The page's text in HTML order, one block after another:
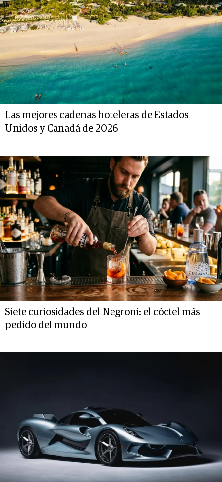
Las mejores cadenas hoteleras de Estados
Unidos y Canadá de 2026
Siete curiosidades del Negroni: el cóctel más
pedido del mundo